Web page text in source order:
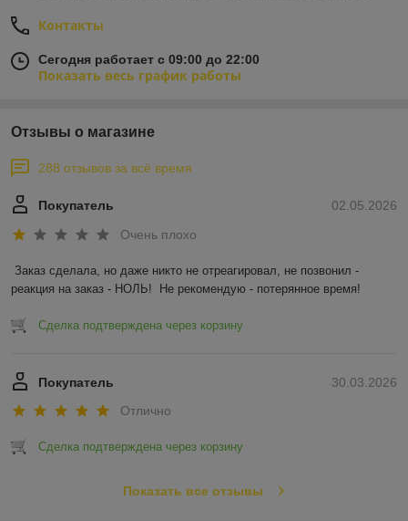
Контакты
Сегодня работает с 09:00 до 22:00
Показать весь график работы
Отзывы о магазине
288 отзывов за всё время
02.05.2026
Покупатель
Очень плохо
Заказ сделала, но даже никто не отреагировал, не позвонил -
реакция на заказ - НОЛЬ!  Не рекомендую - потерянное время!
Сделка подтверждена через корзину
30.03.2026
Покупатель
Отлично
Сделка подтверждена через корзину
Показать все отзывы